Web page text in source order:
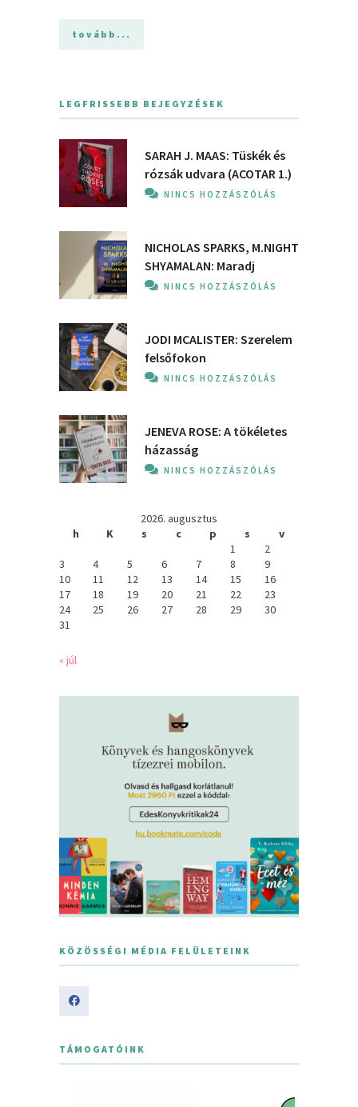
tovább...
LEGFRISSEBB BEJEGYZÉSEK
SARAH J. MAAS: Tüskék és
rózsák udvara (ACOTAR 1.)
NINCS HOZZÁSZÓLÁS
NICHOLAS SPARKS, M.NIGHT
SHYAMALAN: Maradj
NINCS HOZZÁSZÓLÁS
JODI MCALISTER: Szerelem
felsőfokon
NINCS HOZZÁSZÓLÁS
JENEVA ROSE: A ​tökéletes
házasság
NINCS HOZZÁSZÓLÁS
2026. augusztus
h
K s c p s
v
1
2
3
4 5 6 7 8
9
10
11 12 13 14 15
16
17
18 19 20 21 22
23
24
25 26 27 28 29
30
31
« júl
KÖZÖSSÉGI MÉDIA FELÜLETEINK
TÁMOGATÓINK